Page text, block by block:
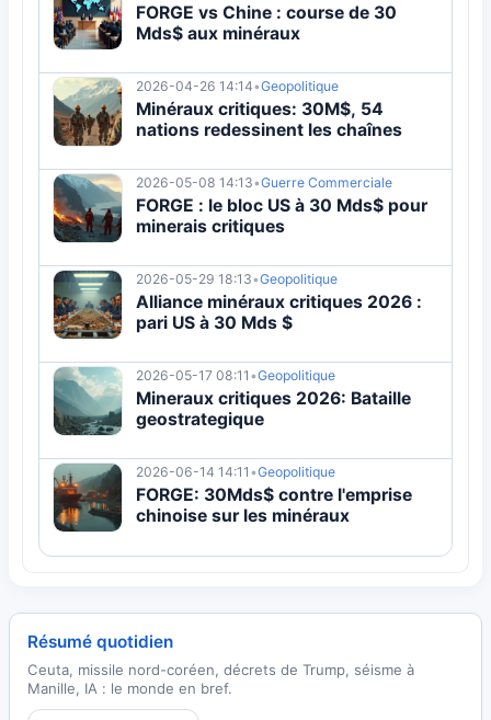
FORGE vs Chine : course de 30
Mds$ aux minéraux
2026-04-26 14:14•Geopolitique
Minéraux critiques: 30M$, 54
nations redessinent les chaînes
2026-05-08 14:13•Guerre Commerciale
FORGE : le bloc US à 30 Mds$ pour
minerais critiques
2026-05-29 18:13•Geopolitique
Alliance minéraux critiques 2026 :
pari US à 30 Mds $
2026-05-17 08:11 •Geopolitique
Mineraux critiques 2026: Bataille
geostrategique
2026-06-14 14:11 •Geopolitique
FORGE: 30Mds$ contre l'emprise
chinoise sur les minéraux
Résumé quotidien
Ceuta, missile nord-coréen, décrets de Trump, séisme à
Manille, IA : le monde en bref.